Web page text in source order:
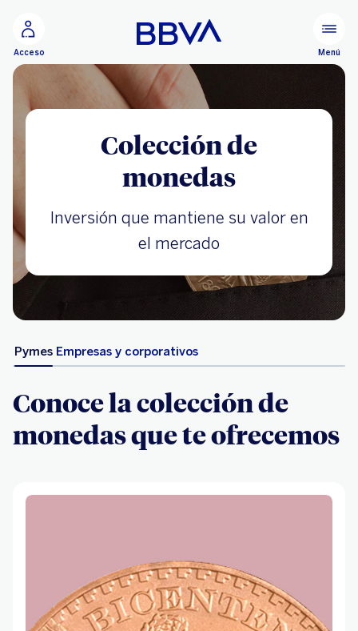
Acceso Menú
Colección de
monedas
Inversión que mantiene su valor en
el mercado
Pymes Empresas y corporativos
Conoce la colección de
monedas que te ofrecemos